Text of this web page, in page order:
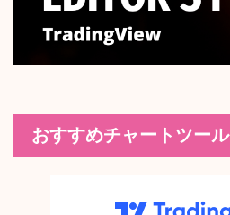
おすすめチャートツール